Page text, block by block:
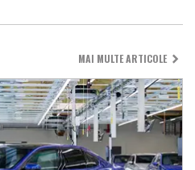
MAI MULTE ARTICOLE